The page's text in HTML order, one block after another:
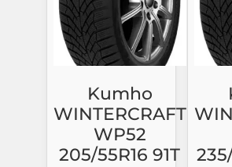
Kumho
WINTERCRAFT
WP52
205/55R16 91T